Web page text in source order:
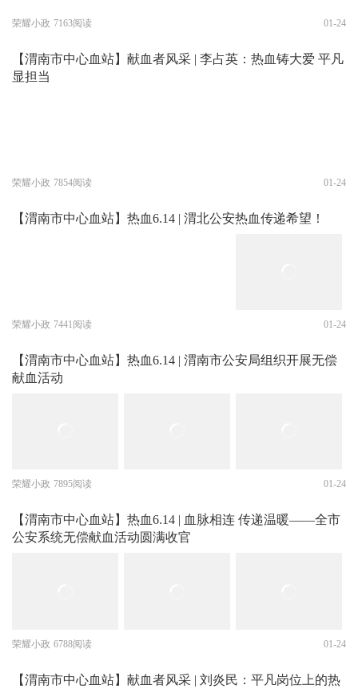
荣耀小政 7163阅读 01-24
【渭南市中心血站】献血者风采 | 李占英：热血铸大爱 平凡
显担当
荣耀小政 7854阅读 01-24
【渭南市中心血站】热血6.14 | 渭北公安热血传递希望！
荣耀小政 7441阅读 01-24
【渭南市中心血站】热血6.14 | 渭南市公安局组织开展无偿
献血活动
荣耀小政 7895阅读 01-24
【渭南市中心血站】热血6.14 | 血脉相连 传递温暖——全市
公安系统无偿献血活动圆满收官
荣耀小政 6788阅读 01-24
【渭南市中心血站】献血者风采 | 刘炎民：平凡岗位上的热